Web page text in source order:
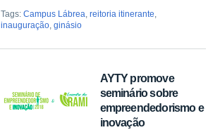
Tags:Campus Lábrea ,reitoria itinerante
inauguração ,ginásio
AYTY promove
seminário sobre
empreendedorismo e
inovação